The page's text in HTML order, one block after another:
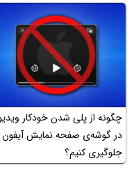
چگونه از پلی شدن خودکار
در گوشه‌ی صفحه نمایش آیفون
جلوگیری کنیم؟